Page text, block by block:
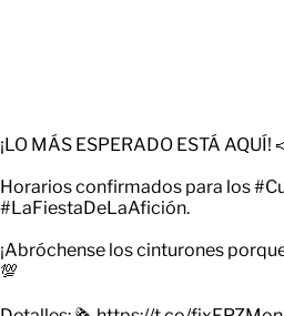
¡LO MÁS ESPERADO ESTÁ AQUÍ!
Horarios confirmados para los
#LaFiestaDeLaAfición.
¡Abróchense los cinturones
💯